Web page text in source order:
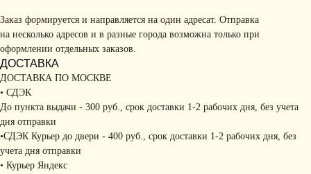
Заказ формируется и направляется на один адресат. Отправка
на несколько адресов и в разные города возможна только при
оформлении отдельных заказов.
ДОСТАВКА
ДОСТАВКА ПО МОСКВЕ
• СДЭК
До пункта выдачи - 300 руб., срок доставки 1-2 рабочих дня, без учета
дня отправки
•СДЭК Курьер до двери - 400 руб., срок доставки 1-2 рабочих дня, без
учета дня отправки
• Курьер Яндекс